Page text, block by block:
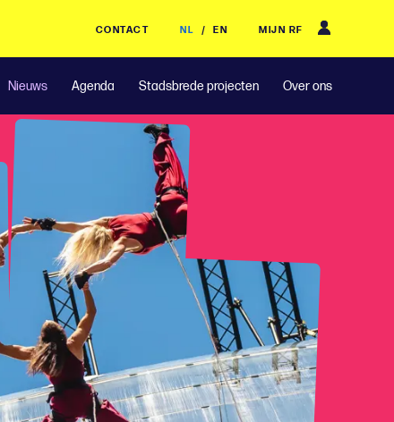
CONTACT NL / EN MIJN RF
Nieuws Agenda Stadsbrede projecten Over ons